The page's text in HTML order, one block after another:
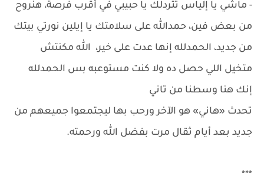
- ماشي يا إلياس تتردلك يا حبيبي في أقرب فرصة، هنروح
من بعض فين، حمدالله على سلامتك يا إيلين نورتي بيتك
من جديد، الحمدلله إنها عدت على خير، الله مكنتش
متخيل اللي حصل ده ولا كنت مستوعبه بس الحمدلله
إنك هنا وسطنا من تاني
تحدث «هاني» هو الآخر ورحب بها ليجتمعوا جميعهم من
جديد بعد أيام ثقال مرت بفضل الله ورحمته.